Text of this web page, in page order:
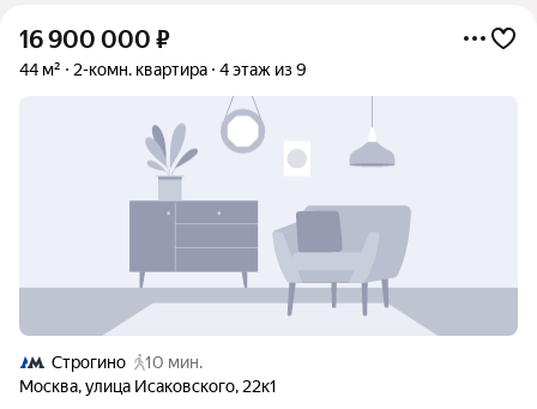
16 900 000 ₽
44 м² 2-комн. квартира 4 этаж из 9
Строгино
10 мин.
Москва,улица Исаковского, 22к1